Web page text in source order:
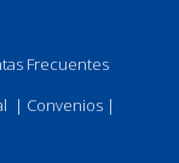
Frecuentes
| Convenios|